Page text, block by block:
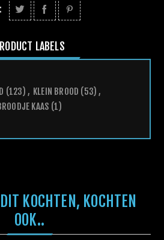
LABELS
(123) , KLEIN BROOD (53) ,
KAAS (1)
KOCHTEN, KOCHTEN
OOK..